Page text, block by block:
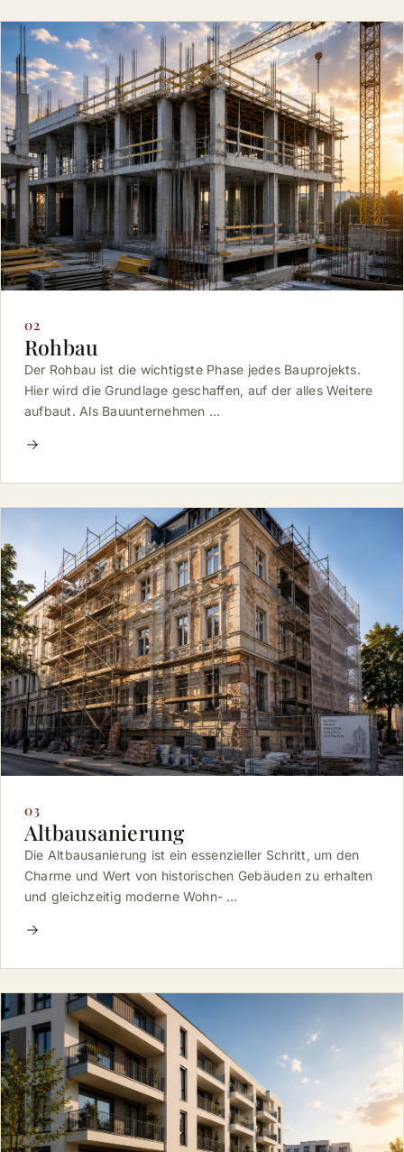
02
Rohbau
Der Rohbau ist die wichtigste Phase jedes Bauprojekts.
Hier wird die Grundlage geschaffen, auf der alles Weitere
aufbaut. Als Bauunternehmen …
03
Altbausanierung
Die Altbausanierung ist ein essenzieller Schritt, um den
Charme und Wert von historischen Gebäuden zu erhalten
und gleichzeitig moderne Wohn- …